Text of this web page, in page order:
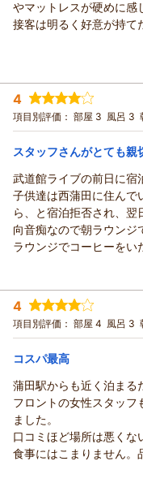
やマットレスが硬めに感
接客は明るく好意が持て
投稿者： ともさん(女性/60
宿泊プラン： ☆シングル☆
シングル 食事なし
宿泊価格帯： 7,001～8,000
4
項目別評価： 部屋 3 風呂 3
スタッフさんがとても親
武道館ライブの前日に宿
子供達は西蒲田に住んで
ら、と宿泊拒否され、
向音痴なので朝ラウンジ
ラウンジでコーヒーをい
ラウンジは11時までだ
ざいました。
ホテル出たらコンビニの
次回も子供達のところに
だきたいと思います。
お世話になりました。
宿泊時期： 2026年04月宿泊
投稿者： めぐたんさん
宿泊プラン： ☆シングル☆じ
シングル 食事なし
宿泊価格帯：
4
項目別評価： 部屋 4 風呂 3
コスパ最高
蒲田駅からも近く泊まる
フロントの女性スタッフ
ました。
口コミほど場所は悪くな
食事にはこまりません。